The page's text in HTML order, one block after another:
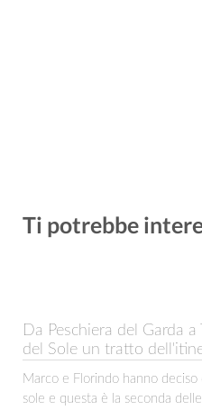
Ti potrebbe
Da Peschiera del Garda
del Sole un tratto
Marco e Florindo hanno
sole e questa è la seconda